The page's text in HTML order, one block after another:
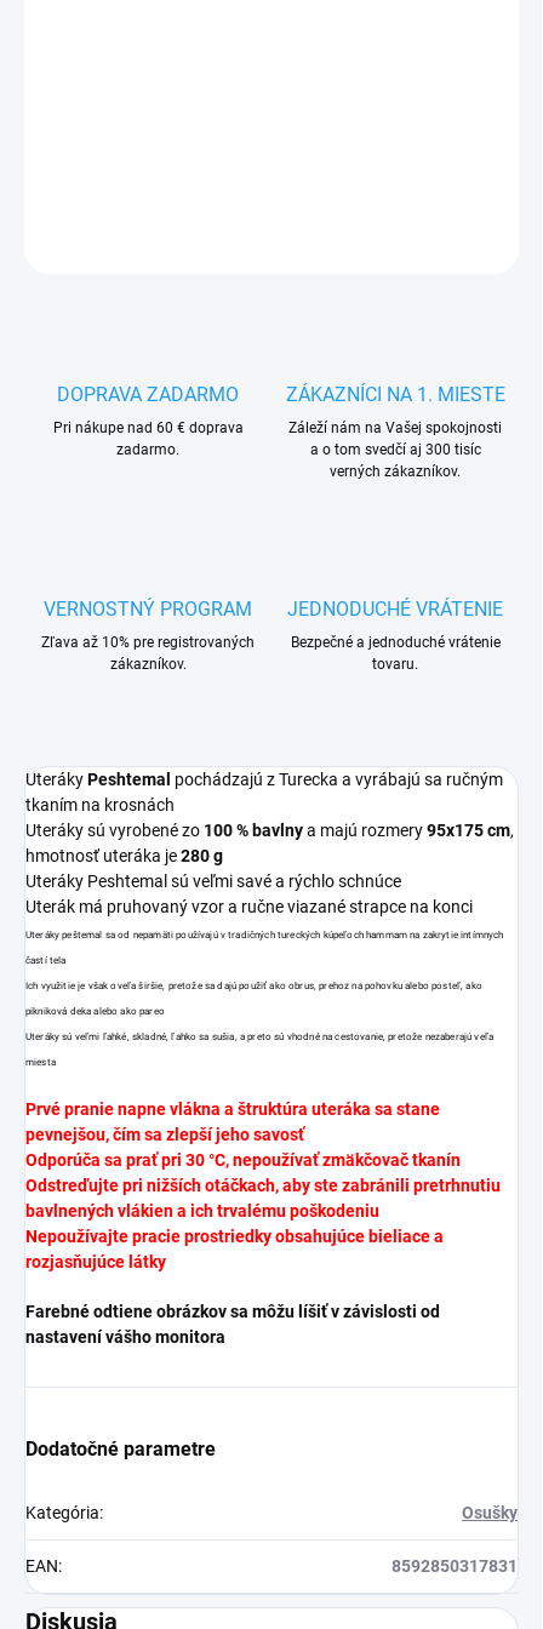
DOPRAVA ZADARMO
Pri nákupe nad 60 € doprava
zadarmo.
ZÁKAZNÍCI NA 1. MIESTE
Záleží nám na Vašej spokojnosti
a o tom svedčí aj 300 tisíc
verných zákazníkov.
VERNOSTNÝ PROGRAM
Zľava až 10% pre registrovaných
zákazníkov.
JEDNODUCHÉ VRÁTENIE
Bezpečné a jednoduché vrátenie
tovaru.
UterákyPeshtemal pochádzajú z Turecka a vyrábajú sa ručným
tkaním na krosnách
Uteráky sú vyrobené zo 100 % bavlnya majú rozmery95x175 cm,
hmotnosť uteráka je280 g
Uteráky Peshtemal sú veľmi savé a rýchlo schnúce
Uterák má pruhovaný vzor a ručne viazané strapce na konci
Uteráky peštemal sa od nepamäti používajú v tradičných tureckých kúpeľoch hammam na zakrytie intímnych
častí tela
Ich využitie je však oveľa širšie, pretože sa dajú použiť ako obrus, prehoz na pohovku alebo posteľ, ako
pikniková deka alebo ako pareo
Uteráky sú veľmi ľahké, skladné, ľahko sa sušia, a preto sú vhodné na cestovanie, pretože nezaberajú veľa
miesta
Prvé pranie napne vlákna a štruktúra uteráka sa stane
pevnejšou, čím sa zlepší jeho savosť
Odporúča sa prať pri 30 °C, nepoužívať zmäkčovač tkanín
Odstreďujte pri nižších otáčkach, aby ste zabránili pretrhnutiu
bavlnených vlákien a ich trvalému poškodeniu
Nepoužívajte pracie prostriedky obsahujúce bieliace a
rozjasňujúce látky
Farebné odtiene obrázkov sa môžu líšiť v závislosti od
nastavení vášho monitora
Dodatočné parametre
Kategória: Osušky
EAN: 8592850317831
Diskusia